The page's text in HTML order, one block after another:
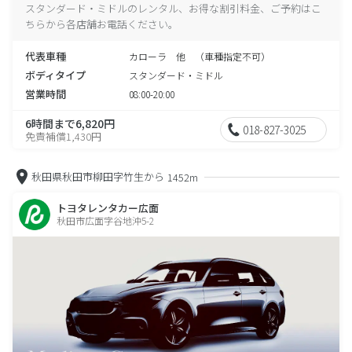
スタンダード・ミドルのレンタル、お得な割引料金、ご予約はこ
ちらから各店舗お電話ください。
代表車種 カローラ 他 （車種指定不可）
ボディタイプ スタンダード・ミドル
営業時間 08:00-20:00
6時間まで6,820円
免責補償1,430円 018-827-3025
秋田県秋田市柳田字竹生から 1452m
トヨタレンタカー広面
秋田市広面字谷地沖5-2